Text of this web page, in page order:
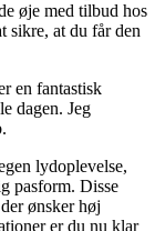
øje med tilbud hos
sikre, at du får den
en fantastisk
dagen. Jeg
lydoplevelse,
pasform. Disse
ønsker høj
er du nu klar